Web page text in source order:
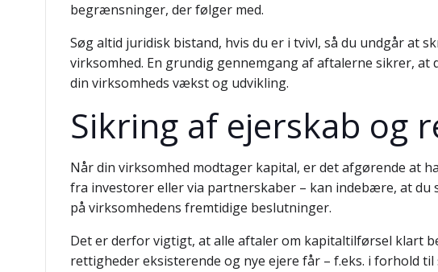
begrænsninger, der følger med.
Søg altid juridisk bistand, hvis du er i tvivl, så du undgår at
virksomhed. En grundig gennemgang af aftalerne sikrer,
din virksomheds vækst og udvikling.
Sikring af ejerskab og
Når din virksomhed modtager kapital, er det afgørende at
fra investorer eller via partnerskaber – kan indebære, at
på virksomhedens fremtidige beslutninger.
Det er derfor vigtigt, at alle aftaler om kapitaltilførsel klart
rettigheder eksisterende og nye ejere får – f.eks. i forhold